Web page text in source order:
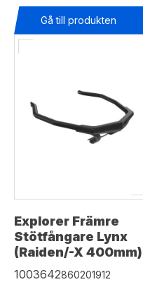
Gå till produkten
Explorer Främre
Stötfångare Lynx
(Raiden/-X 400mm)
1003642860201912